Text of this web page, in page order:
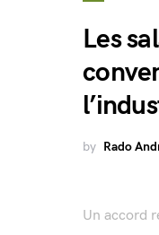
Les
by Rado
Un accord